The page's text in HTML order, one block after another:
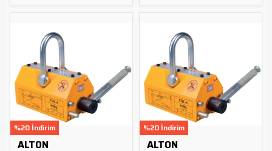
%20 İndirim
ALTON
%20 İndirim
ALTON